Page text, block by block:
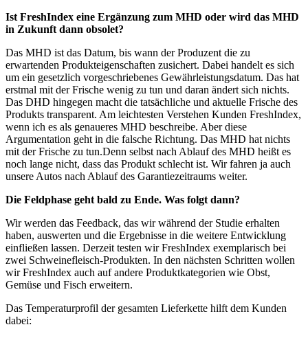
Ist FreshIndex eine Ergänzung zum MHD oder wird das MHD
in Zukunft dann obsolet?
Das MHD ist das Datum, bis wann der Produzent die zu
erwartenden Produkteigenschaften zusichert. Dabei handelt es sich
um ein gesetzlich vorgeschriebenes Gewährleistungsdatum. Das hat
erstmal mit der Frische wenig zu tun und daran ändert sich nichts.
Das DHD hingegen macht die tatsächliche und aktuelle Frische des
Produkts transparent. Am leichtesten Verstehen Kunden FreshIndex,
wenn ich es als genaueres MHD beschreibe. Aber diese
Argumentation geht in die falsche Richtung. Das MHD hat nichts
mit der Frische zu tun.Denn selbst nach Ablauf des MHD heißt es
noch lange nicht, dass das Produkt schlecht ist. Wir fahren ja auch
unsere Autos nach Ablauf des Garantiezeitraums weiter.
Die Feldphase geht bald zu Ende. Was folgt dann?
Wir werden das Feedback, das wir während der Studie erhalten
haben, auswerten und die Ergebnisse in die weitere Entwicklung
einfließen lassen. Derzeit testen wir FreshIndex exemplarisch bei
zwei Schweinefleisch-Produkten. In den nächsten Schritten wollen
wir FreshIndex auch auf andere Produktkategorien wie Obst,
Gemüse und Fisch erweitern.
Das Temperaturprofil der gesamten Lieferkette hilft dem Kunden
dabei: